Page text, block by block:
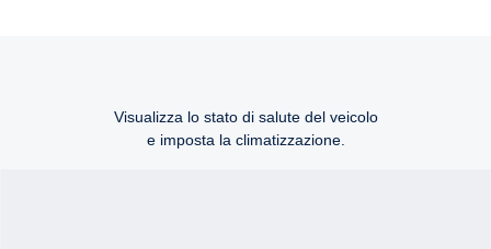
Visualizza lo stato di salute del veicolo
e imposta la climatizzazione.